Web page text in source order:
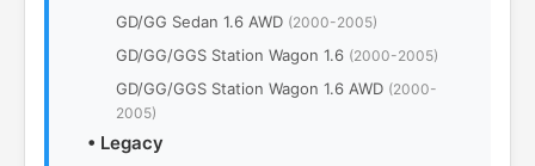
GD/GG Sedan 1.6 AWD (2000-2005)
GD/GG/GGS Station Wagon 1.6 (2000-2005)
GD/GG/GGS Station Wagon 1.6 AWD (2000-
2005)
• Legacy